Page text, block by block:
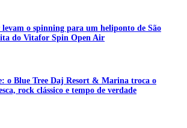
o spinning para um heliponto de São
do Vitafor Spin Open Air
o Blue Tree Daj Resort & Marina troca o
rock clássico e tempo de verdade